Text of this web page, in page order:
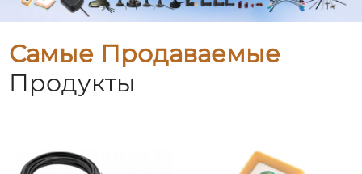
Самые Продаваемые
Продукты